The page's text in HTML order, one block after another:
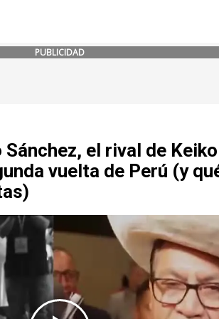
PUBLICIDAD
el rival de Keiko
vuelta de Perú (y